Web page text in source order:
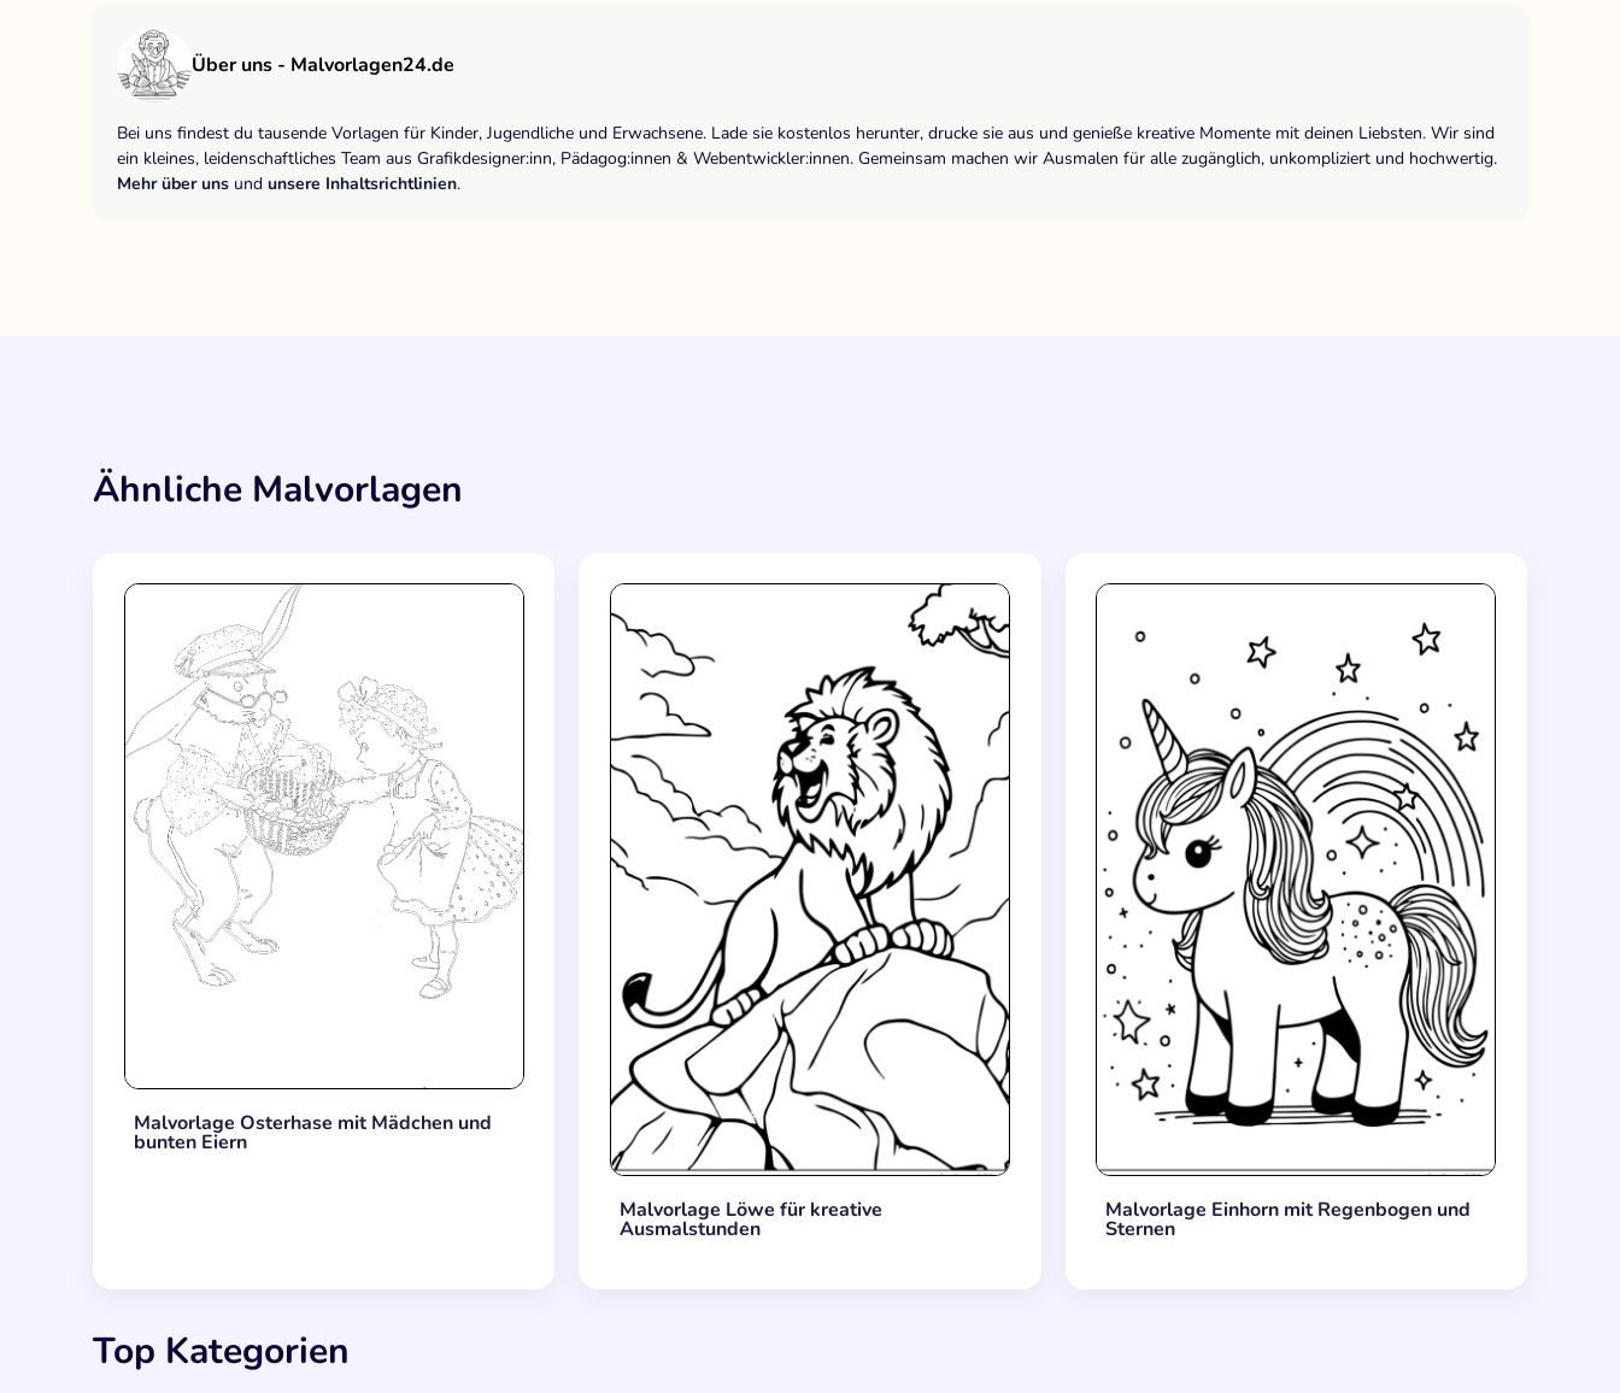
Über uns - Malvorlagen24.de
Bei uns findest du tausende Vorlagen für Kinder, Jugendliche und Erwachsene. Lade sie kostenlos herunter, drucke sie aus und genieße kreative Momente mit deinen Liebsten. Wir sind
ein kleines, leidenschaftliches Team aus Grafikdesigner:inn, Pädagog:innen & Webentwickler:innen. Gemeinsam machen wir Ausmalen für alle zugänglich, unkompliziert und hochwertig.
Mehr über uns und unsere Inhaltsrichtlinien.
Ähnliche Malvorlagen
Malvorlage Osterhase mit Mädchen und
bunten Eiern
Malvorlage Löwe für kreative
Ausmalstunden
Malvorlage Einhorn mit Regenbogen und
Sternen
Top Kategorien